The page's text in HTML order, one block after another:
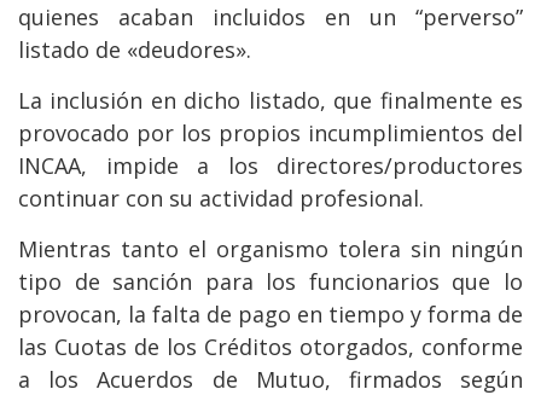
quienes acaban incluidos en un “perverso”
listado de «deudores».
La inclusión en dicho listado, que finalmente es
provocado por los propios incumplimientos del
INCAA, impide a los directores/productores
continuar con su actividad profesional.
Mientras tanto el organismo tolera sin ningún
tipo de sanción para los funcionarios que lo
provocan, la falta de pago en tiempo y forma de
las Cuotas de los Créditos otorgados, conforme
a los Acuerdos de Mutuo, firmados según